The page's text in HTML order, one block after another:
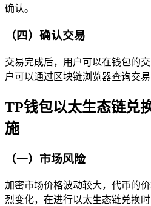
确认。
（四）确认交易
交易完成后，用户可以在钱包的
户可以通过区块链浏览器查询交易
TP钱包以太生态链兑
施
（一）市场风险
加密市场价格波动较大，代币的
烈变化，在进行以太生态链兑换